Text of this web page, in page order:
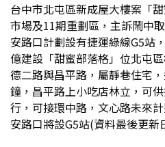
台中市北屯區新成屋大樓案「
市場及11期重劃區，主訴鬧中
安路口計劃設有捷運綠線G5站
億建設「甜蜜部落格」位北屯
德二路與昌平路，屬靜巷住宅
鐘，昌平路上小吃店林立，可
行，可接環中路，文心路未來
安路口將設G5站(資料最後更